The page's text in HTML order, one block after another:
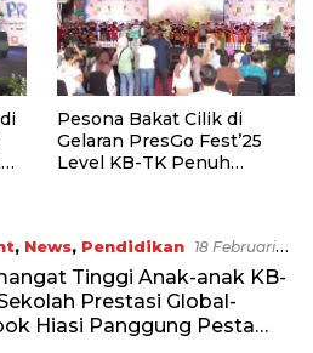
Pesona Bakat Cilik di
Gelaran PresGo Fest’25
Level KB-TK Penuh
, News, Pendidikan
18 Februari
Tinggi Anak-anak KB-
Prestasi Global-
Hiasi Panggung Pesta